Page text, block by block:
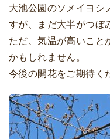
大池公園のソメイヨシ
すが、まだ大半がつぼ
ただ、気温が高いこと
かもしれません。
今後の開花をご期待く